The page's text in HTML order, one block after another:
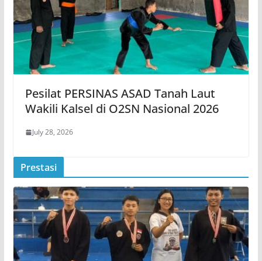
Pesilat PERSINAS ASAD Tanah Laut
Wakili Kalsel di O2SN Nasional 2026
July 28, 2026
Prestasi